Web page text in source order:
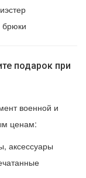
брюки
подарок при
военной и
ценам:
аксессуары